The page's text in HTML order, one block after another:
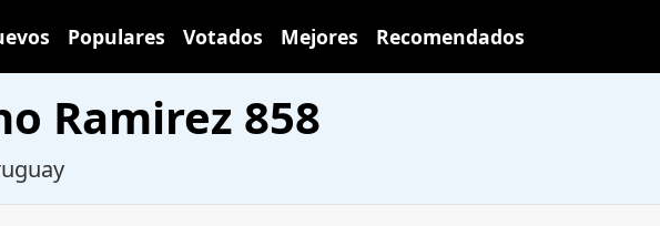
Populares Votados Mejores Recomendados
Ramirez 858